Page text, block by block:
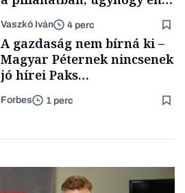
a legsarkosabb
gondolataimat akartam
kimondani
Vaszkó Iván 4 perc
A gazdaság nem bírná ki –
Magyar Péternek nincsenek
jó hírei Paks
újraindításáról
Forbes 1 perc